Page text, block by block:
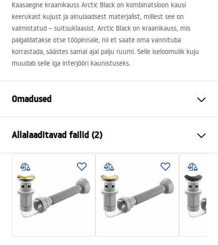
Kaasaegne kraanikauss Arctic Black on kombinatsioon kausi
keerukast kujust ja ainulaadsest materjalist, millest see on
valmistatud – suitsuklaasist. Arctic Black on kraanikauss, mis
paigaldatakse otse tööpinnale, nii et saate oma vannituba
korrastada, säästes samal ajal palju ruumi. Selle iseloomulik kuju
muudab selle iga interjööri kaunistuseks.
Omadused
Materjal
Värv
Must
Lõpeta
Läikiv
Pikkus
460
Laius
460mm
Kõrgus
120
Allalaaditavad failid (2)
Kokkupaneku juhised
Garantiitingimused